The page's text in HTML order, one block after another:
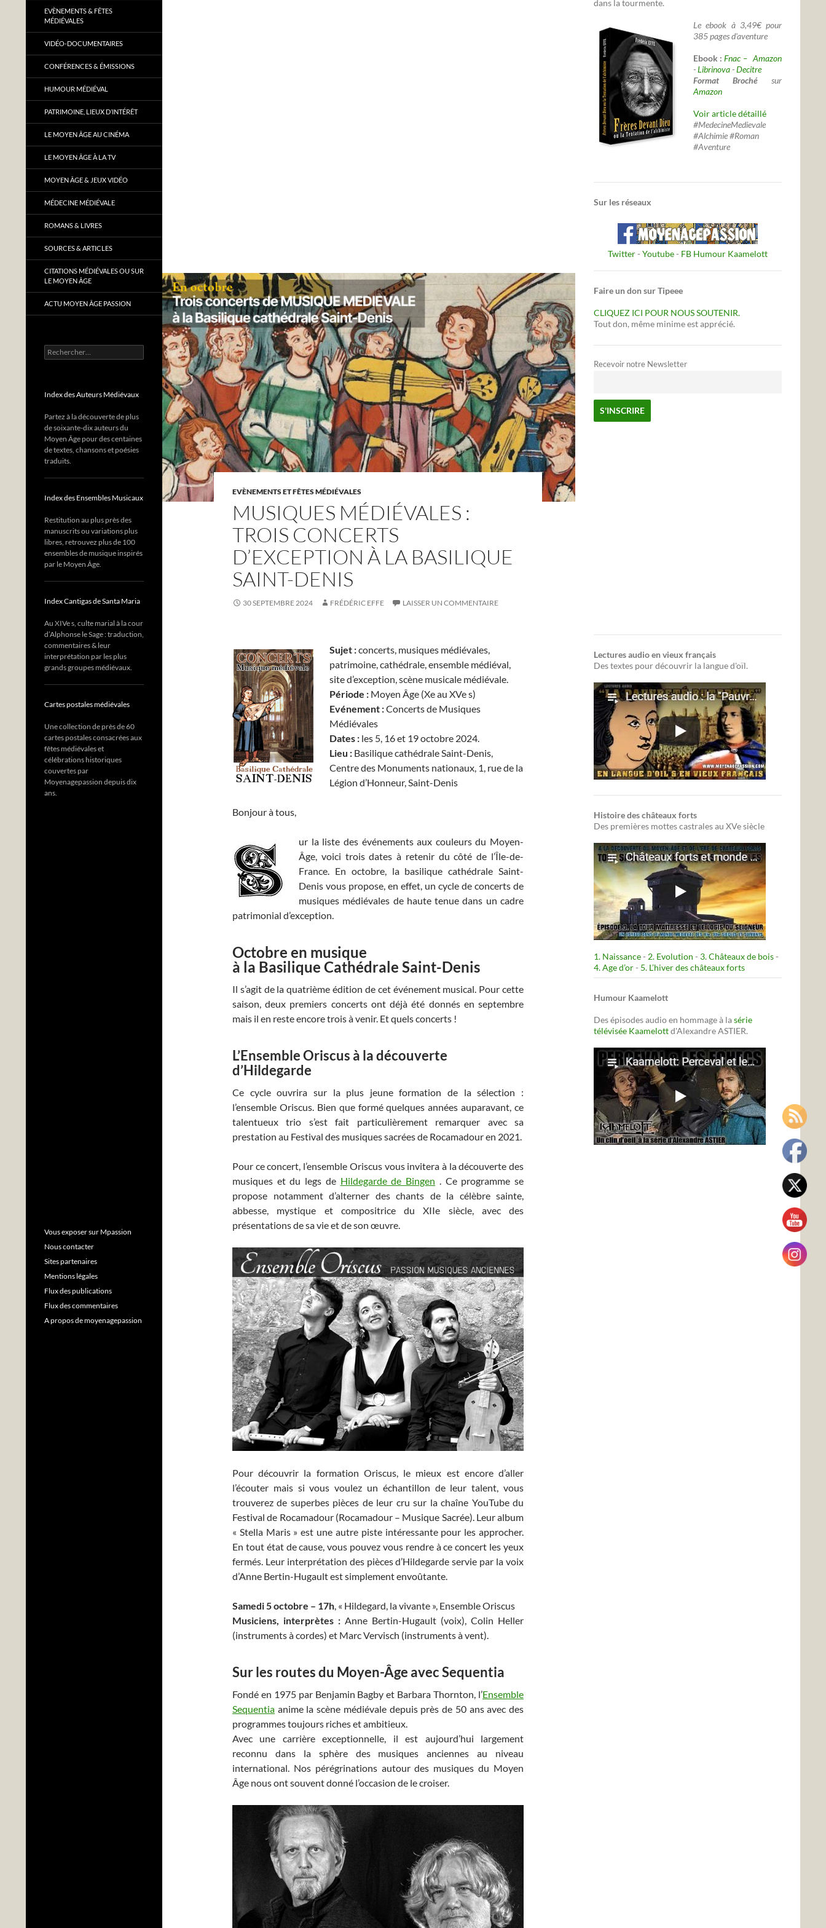
EVÈNEMENTS ET FÊTES MÉDIÉVALES
MUSIQUES MÉDIÉVALES :
TROIS CONCERTS
D’EXCEPTION À LA BASILIQUE
SAINT-DENIS
30 SEPTEMBRE 2024 FRÉDÉRIC EFFE LAISSER UN COMMENTAIRE
Sujet :concerts, musiques médiévales,
patrimoine, cathédrale, ensemble médiéval,
site d’exception, scène musicale médiévale.
Période : Moyen Âge (Xe au XVe s)
Evénement :Concerts de Musiques
Médiévales
Dates : les 5, 16 et 19 octobre 2024.
Lieu : Basilique cathédrale Saint-Denis,
Centre des Monuments nationaux, 1, rue de la
Légion d’Honneur, Saint-Denis
Bonjour à tous,
ur la liste des événements aux couleurs du Moyen-
Âge, voici trois dates à retenir du côté de l’Île-de-
France. En octobre, la basilique cathédrale Saint-
Denis vous propose, en effet, un cycle de concerts de
musiques médiévales de haute tenue dans un cadre
patrimonial d’exception.
Octobre en musique
à la Basilique Cathédrale Saint-Denis
Il s’agit de la quatrième édition de cet événement musical. Pour cette
saison, deux premiers concerts ont déjà été donnés en septembre
mais il en reste encore trois à venir. Et quels concerts !
L’Ensemble Oriscus à la découverte
d’Hildegarde
Ce cycle ouvrira sur la plus jeune formation de la sélection :
l’ensemble Oriscus. Bien que formé quelques années auparavant, ce
talentueux trio s’est fait particulièrement remarquer avec sa
prestation au Festival des musiques sacrées de Rocamadour en 2021.
Pour ce concert, l’ensemble Oriscus vous invitera à la découverte des
musiques et du legs de Hildegarde de Bingen . Ce programme se
propose notamment d’alterner des chants de la célèbre sainte,
abbesse, mystique et compositrice du XIIe siècle, avec des
présentations de sa vie et de son œuvre.
Pour découvrir la formation Oriscus, le mieux est encore d’aller
l’écouter mais si vous voulez un échantillon de leur talent, vous
trouverez de superbes pièces de leur cru sur la chaîne YouTube du
Festival de Rocamadour (Rocamadour – Musique Sacrée). Leur album
« Stella Maris » est une autre piste intéressante pour les approcher.
En tout état de cause, vous pouvez vous rendre à ce concert les yeux
fermés. Leur interprétation des pièces d’Hildegarde servie par la voix
d’Anne Bertin-Hugault est simplement envoûtante.
Samedi 5 octobre – 17h, « Hildegard, la vivante », Ensemble Oriscus
Musiciens, interprètes : Anne Bertin-Hugault (voix), Colin Heller
(instruments à cordes) et Marc Vervisch (instruments à vent).
Sur les routes du Moyen-Âge avec Sequentia
Fondé en 1975 par Benjamin Bagby et Barbara Thornton, l’Ensemble
Sequentia anime la scène médiévale depuis près de 50 ans avec des
programmes toujours riches et ambitieux.
Avec une carrière exceptionnelle, il est aujourd’hui largement
reconnu dans la sphère des musiques anciennes au niveau
international. Nos pérégrinations autour des musiques du Moyen
Âge nous ont souvent donné l’occasion de le croiser.
dans la tourmente.
Le ebook à 3,49€ pour
385 pages d'aventure
Ebook :Fnac – Amazon
-Librinova-Decitre
Format Broché sur
Amazon
Voir article détaillé
#MedecineMedievale
#Alchimie #Roman
#Aventure
Sur les réseaux
Twitter- Youtube- FB Humour Kaamelott
Faire un don sur Tipeee
CLIQUEZ ICI POUR NOUS SOUTENIR.
Tout don, même minime est apprécié.
Recevoir notre Newsletter
Lectures audio en vieux français
Des textes pour découvrir la langue d'oïl.
Histoire des châteaux forts
Des premières mottes castrales au XVe siècle
1. Naissance- 2. Evolution - 3. Châteaux de bois-
4. Age d’or- 5. L’hiver des châteaux forts
Humour Kaamelott
Des épisodes audio en hommage à lasérie
télévisée Kaamelottd'Alexandre ASTIER.
EVÈNEMENTS & FÊTES
MÉDIÉVALES
VIDÉO-DOCUMENTAIRES
CONFÉRENCES & ÉMISSIONS
HUMOUR MÉDIÉVAL
PATRIMOINE, LIEUX D’INTÉRÊT
LE MOYEN ÂGE AU CINÉMA
LE MOYEN ÂGE À LA TV
MOYEN ÂGE & JEUX VIDÉO
MÉDECINE MÉDIÉVALE
ROMANS & LIVRES
SOURCES & ARTICLES
CITATIONS MÉDIÉVALES OU SUR
LE MOYEN ÂGE
ACTU MOYEN ÂGE PASSION
Rechercher :
Index des Auteurs Médiévaux
Partez à la découverte de plus
de soixante-dix auteurs du
Moyen Âge pour des centaines
de textes, chansons et poésies
traduits.
Index des Ensembles Musicaux
Restitution au plus près des
manuscrits ou variations plus
libres, retrouvez plus de 100
ensembles de musique inspirés
par le Moyen Âge.
Index Cantigas de Santa Maria
Au XIVe s, culte marial à la cour
d’Alphonse le Sage : traduction,
commentaires & leur
interprétation par les plus
grands groupes médiévaux.
Cartes postales médiévales
Une collection de près de 60
cartes postales consacrées aux
fêtes médiévales et
célébrations historiques
couvertes par
Moyenagepassion depuis dix
ans.
Vous exposer sur Mpassion
Nous contacter
Sites partenaires
Mentions légales
Flux des publications
Flux des commentaires
A propos de moyenagepassion